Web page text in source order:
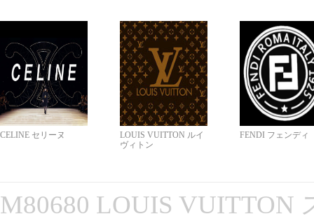
CELINE セリーヌ
LOUIS VUITTON ルイ
ヴィトン
FENDI フェンディ
M80680 LOUIS VUITTON